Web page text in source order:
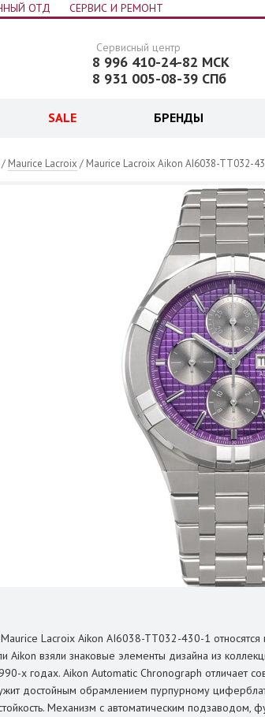
ОТД СЕРВИС И РЕМОНТ
Сервисный центр
8 996 410-24-82 МСК
8 931 005-08-39 СПб
SALE БРЕНДЫ
/ Maurice Lacroix / Maurice Lacroix Aikon AI6038-TT032-
Lacroix Aikon AI6038-TT032-430-1 относятся
Aikon взяли знаковые элементы дизайна из
х годах. Aikon Automatic Chronograph отличает
достойным обрамлением пурпурному
Механизм с автоматическим подзаводом,